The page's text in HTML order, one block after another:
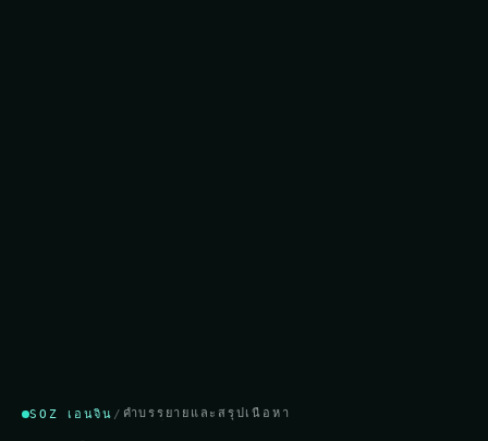
SOZ เอนจิน / คำบรรยายและสรุปเนื้อหา